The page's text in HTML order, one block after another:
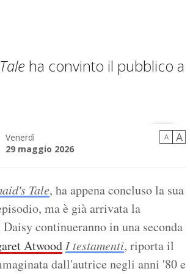
ha convinto il pubblico a
Venerdì
29 maggio 2026
A A
Tale, ha appena concluso la sua
ma è già arrivata la
continueranno in una seconda
AtwoodI testamenti, riporta il
dall'autrice negli anni '80 e